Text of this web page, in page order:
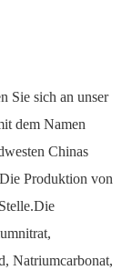
Sie sich an unser
dem Namen
Chinas
Produktion von
Natriumcarbonat,